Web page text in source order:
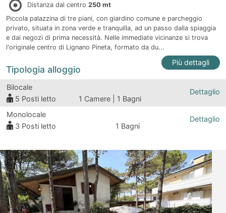
Distanza dal centro 250 mt
Piccola palazzina di tre piani, con giardino comune e parcheggio
privato, situata in zona verde e tranquilla, ad un passo dalla spiaggia
e dai negozi di prima necessità. Nelle immediate vicinanze si trova
l'originale centro di Lignano Pineta, formato da du...
Più dettagli
Tipologia alloggio
Bilocale
5 Posti letto 1 Camere | 1 Bagni
Dettaglio
Monolocale
3 Posti letto 1 Bagni
Dettaglio